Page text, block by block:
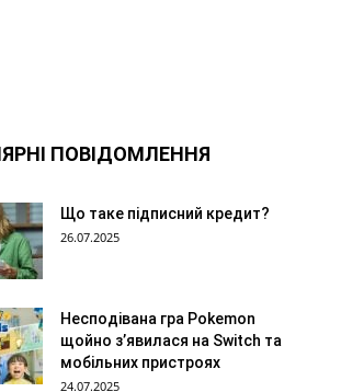
ПОВІДОМЛЕННЯ
Що таке підписний кредит?
26.07.2025
Несподівана гра Pokemon
щойно з’явилася на Switch та
мобільних пристроях
24.07.2025